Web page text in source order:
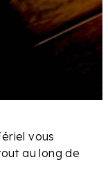
vous
au long de